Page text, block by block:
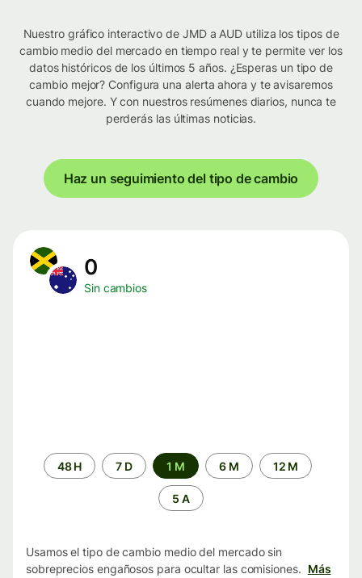
Nuestro gráfico interactivo de JMD a AUD utiliza los tipos de
cambio medio del mercado en tiempo real y te permite ver los
datos históricos de los últimos 5 años. ¿Esperas un tipo de
cambio mejor? Configura una alerta ahora y te avisaremos
cuando mejore. Y con nuestros resúmenes diarios, nunca te
perderás las últimas noticias.
Haz un seguimiento del tipo de cambio
0
Sin cambios
Periodo48 H 7 D 1 M 6 M 12 M
5 A
Usamos el tipo de cambio medio del mercado sin
sobreprecios engañosos para ocultar las comisiones. Más